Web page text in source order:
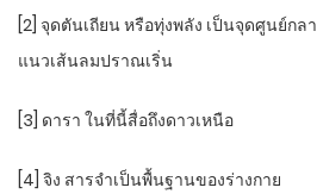
[2] จุดตันเถียน หรือทุ่งพลัง เป็นจุดศูนย์กล
แนวเส้นลมปราณเริ่น
[3] ดารา ในที่นี้สื่อถึงดาวเหนือ
[4] จิง สารจำเป็นพื้นฐานของร่างกาย